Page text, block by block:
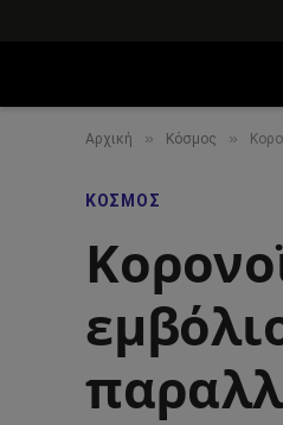
Αρχική » Κόσμος »
ΚΌΣΜΟΣ